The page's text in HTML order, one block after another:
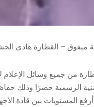
– القطارة هادي
من جميع وسائل الإعلام
الرسمية حصرًا وذلك
المستويات بين قادة